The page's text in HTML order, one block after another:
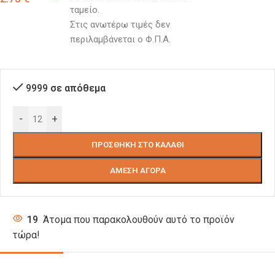
ταμείο.
Στις ανωτέρω τιμές δεν
περιλαμβάνεται ο Φ.Π.Α.
9999 σε απόθεμα
- +
ΠΡΟΣΘΉΚΗ ΣΤΟ ΚΑΛΆΘΙ
ΆΜΕΣΗ ΑΓΟΡΆ
19 Άτομα που παρακολουθούν αυτό το προϊόν
τώρα!